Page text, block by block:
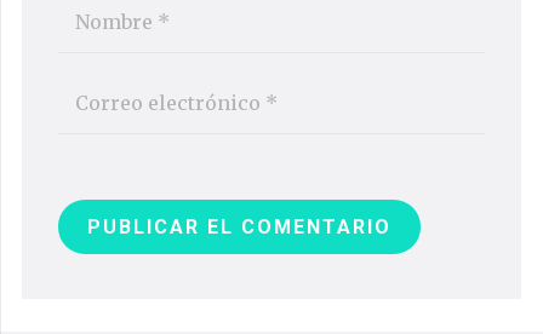
PUBLICAR EL COMENTARIO